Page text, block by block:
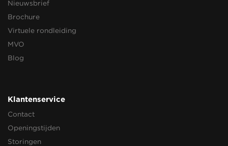
Nieuwsbrief
Brochure
Virtuele rondleiding
MVO
Blog
Klantenservice
Contact
Openingstijden
Storingen